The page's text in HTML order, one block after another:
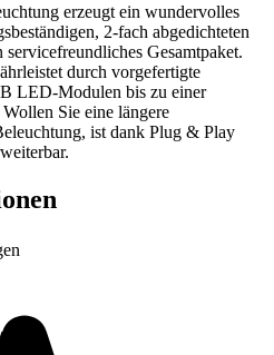
erzeugt ein wundervolles
2-fach abgedichteten
Gesamtpaket.
durch vorgefertigte
LED-Modulen bis zu einer
Sie eine längere
ist dank Plug & Play